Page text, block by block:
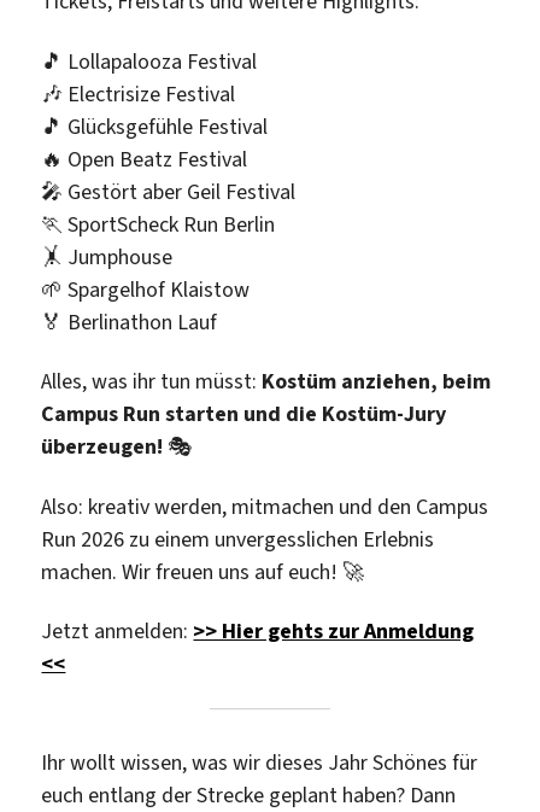
🎵 Lollapalooza Festival
🎶 Electrisize Festival
🎵 Glücksgefühle Festival
🔥 Open Beatz Festival
🎤 Gestört aber Geil Festival
🏃 SportScheck Run Berlin
🤸 Jumphouse
🌱 Spargelhof Klaistow
🏅 Berlinathon Lauf
Alles, was ihr tun müsst: Kostüm anziehen, beim
Campus Run starten und die Kostüm-Jury
überzeugen! 🎭
Also: kreativ werden, mitmachen und den Campus
Run 2026 zu einem unvergesslichen Erlebnis
machen. Wir freuen uns auf euch! 🚀
Jetzt anmelden: >> Hier gehts zur Anmeldung
<<
Ihr wollt wissen, was wir dieses Jahr Schönes für
euch entlang der Strecke geplant haben? Dann